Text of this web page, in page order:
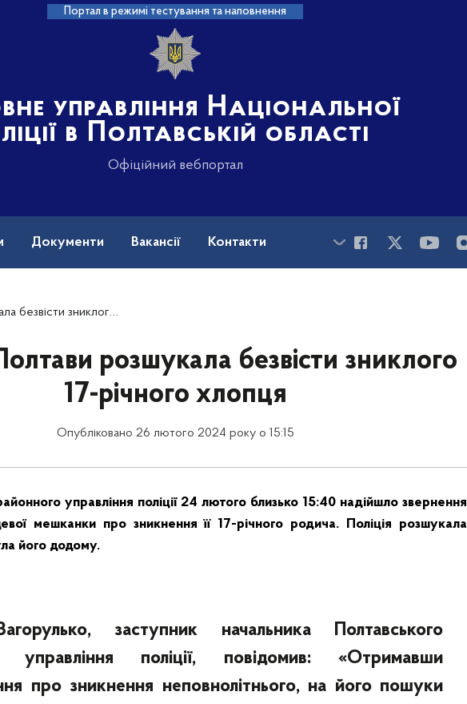
Портал в режимі тестування та наповнення
управління Національної
в Полтавській області
Офіційний вебпортал
Документи Вакансії Контакти
зниклого 17-річного хлопця
розшукала безвісти зниклого
17-річного хлопця
Опубліковано 26 лютого 2024 року о 15:15
управління поліції 24 лютого близько 15:40 надійшло звернення
мешканки про зникнення її 17-річного родича. Поліція розшукала
його додому.
заступник начальника Полтавського
управління поліції, повідомив: «Отримавши
про зникнення неповнолітнього, на його пошуки